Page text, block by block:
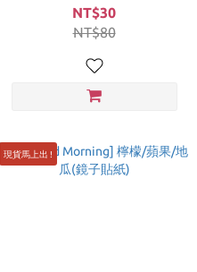
NT$30
NT$80
現貨馬上出 !